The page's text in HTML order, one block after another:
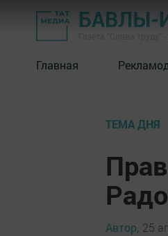
Главная
ТЕМА ДНЯ
Автор, 25